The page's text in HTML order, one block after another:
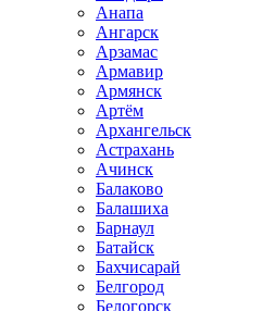
Анапа
Ангарск
Арзамас
Армавир
Армянск
Артём
Архангельск
Астрахань
Ачинск
Балаково
Балашиха
Барнаул
Батайск
Бахчисарай
Белгород
Белогорск